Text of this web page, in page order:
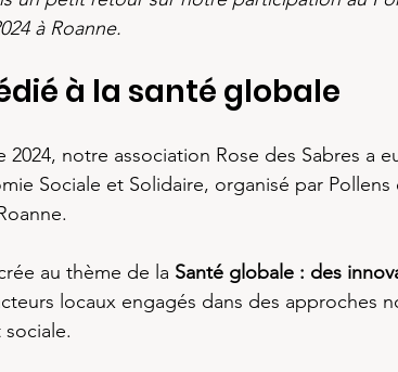
à Roanne.
à la santé globale
2024, notre association Rose des Sabres a
Sociale et Solidaire, organisé par Pollens
au thème de la Santé globale : des
locaux engagés dans des approches